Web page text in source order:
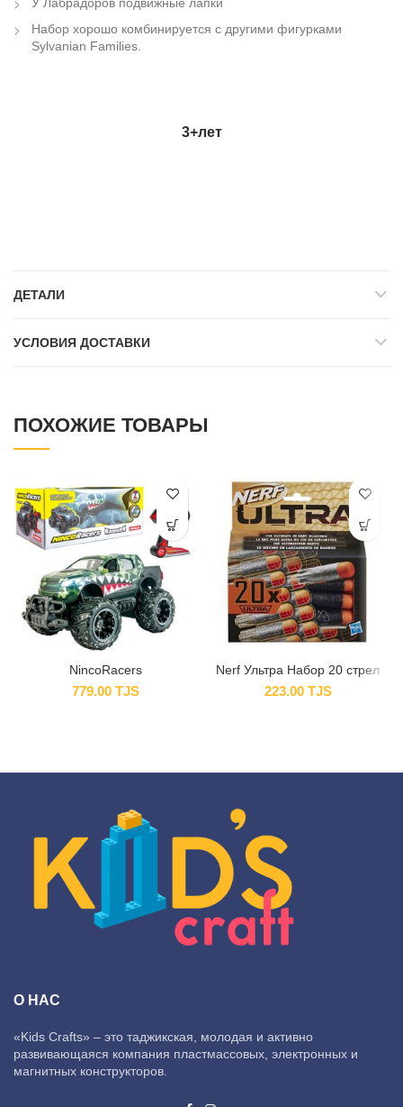
У Лабрадоров подвижные лапки
Набор хорошо комбинируется с другими фигурками
Sylvanian Families.
3+лет
ДЕТАЛИ
УСЛОВИЯ ДОСТАВКИ
ПОХОЖИЕ ТОВАРЫ
NincoRacers
779.00 TJS
Nerf Ультра Набор 20 стрел
223.00 TJS
О НАС
«Kids Crafts» – это таджикская, молодая и активно
развивающаяся компания пластмассовых, электронных и
магнитных конструкторов.